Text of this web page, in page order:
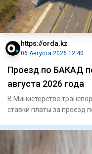
https://orda.kz
06 Августа 2026 12:40
Проезд по БАКАД
августа 2026 года
В Министерстве
ставки платы за проезд